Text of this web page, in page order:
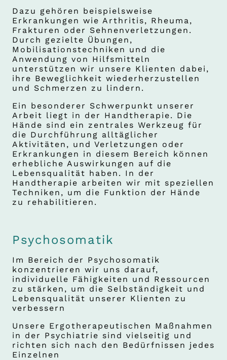
Dazu gehören beispielsweise
Erkrankungen wie Arthritis, Rheuma,
Frakturen oder Sehnenverletzungen.
Durch gezielte Übungen,
Mobilisationstechniken und die
Anwendung von Hilfsmitteln
unterstützen wir unsere Klienten dabei,
ihre Beweglichkeit wiederherzustellen
und Schmerzen zu lindern.
Ein besonderer Schwerpunkt unserer
Arbeit liegt in der Handtherapie. Die
Hände sind ein zentrales Werkzeug für
die Durchführung alltäglicher
Aktivitäten, und Verletzungen oder
Erkrankungen in diesem Bereich können
erhebliche Auswirkungen auf die
Lebensqualität haben. In der
Handtherapie arbeiten wir mit speziellen
Techniken, um die Funktion der Hände
zu rehabilitieren.
Psychosomatik
Im Bereich der Psychosomatik
konzentrieren wir uns darauf,
individuelle Fähigkeiten und Ressourcen
zu stärken, um die Selbständigkeit und
Lebensqualität unserer Klienten zu
verbessern
Unsere Ergotherapeutischen Maßnahmen
in der Psychiatrie sind vielseitig und
richten sich nach den Bedürfnissen jedes
Einzelnen